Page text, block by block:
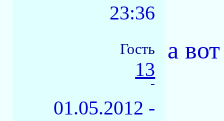
23:36
Гость
13
-
01.05.2012 -
а